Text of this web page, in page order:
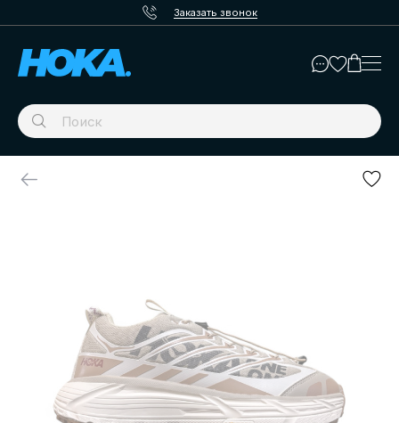
Заказать звонок